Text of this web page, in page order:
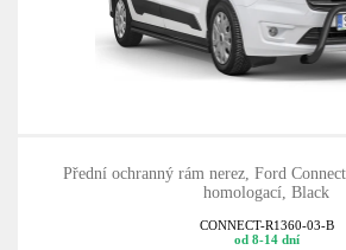
Přední ochranný rám nerez, Ford
homologací, Black
CONNECT-R1360-03-B
od 8-14 dní